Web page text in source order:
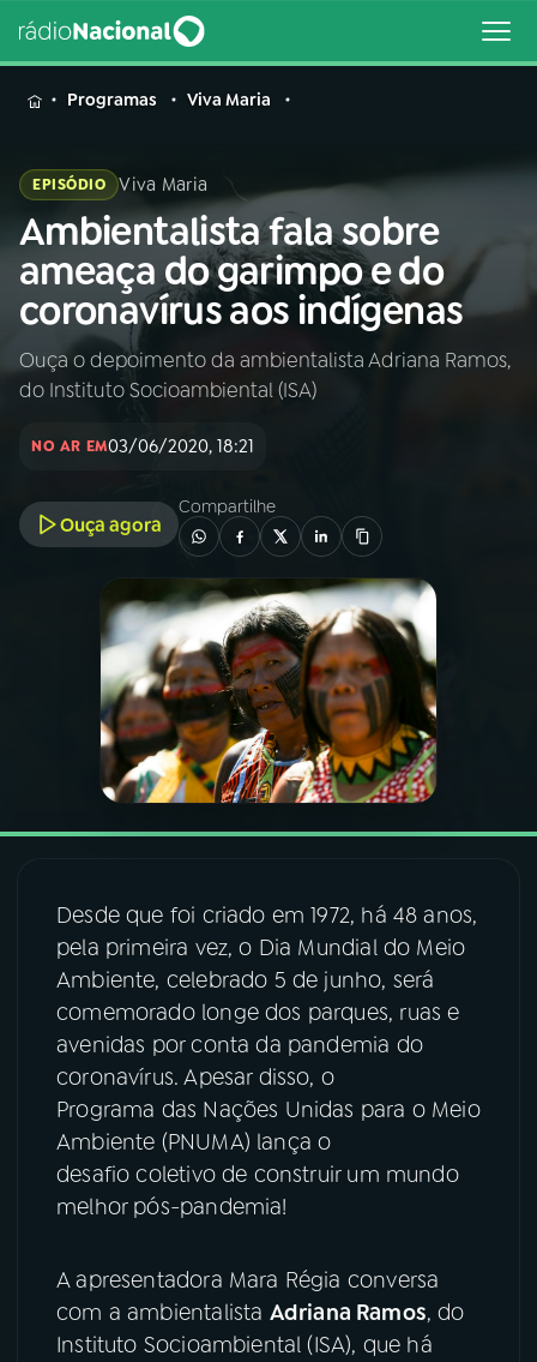
MENU
Buscar
na
Rádio
Nacional
Buscar
AO VIVO
INÍCIO
A RÁDIO
PROGRAMAÇÃO
PROGRAMAS
PODCASTS
06VIDEOCASTS
07ÚLTIMAS
08FESTIVAL DE MÚSICA
ACOMPANHE A RÁDIO NACIONAL
YouTube Facebook
Instagram X
Programas Viva Maria
EPISÓDIO Viva Maria
Ambientalista fala sobre
ameaça do garimpo e do
coronavírus aos indígenas
Ouça o depoimento da ambientalista Adriana Ramos,
do Instituto Socioambiental (ISA)
NO AR EM03/06/2020, 18:21
Ouça agora
Compartilhe
Desde que foi criado em 1972, há 48 anos,
pela primeira vez, o Dia Mundial do Meio
Ambiente, celebrado 5 de junho, será
comemorado longe dos parques, ruas e
avenidas por conta da pandemia do
coronavírus. Apesar disso, o
Programa das Nações Unidas para o Meio
Ambiente (PNUMA) lança o
desafio coletivo de construir um mundo
melhor pós-pandemia!
A apresentadora Mara Régia conversa
com a ambientalista Adriana Ramos, do
Instituto Socioambiental (ISA), que há